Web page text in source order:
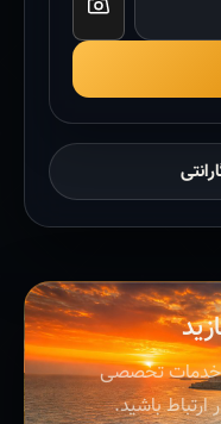
خدمات تخصصی
باشید.